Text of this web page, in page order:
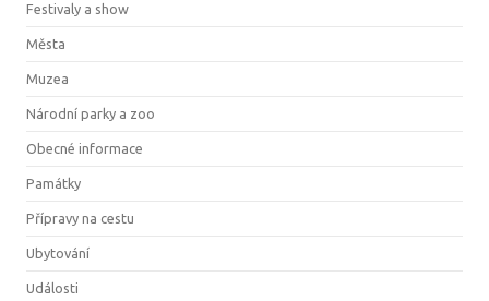
Festivaly a show
Města
Muzea
Národní parky a zoo
Obecné informace
Památky
Přípravy na cestu
Ubytování
Události